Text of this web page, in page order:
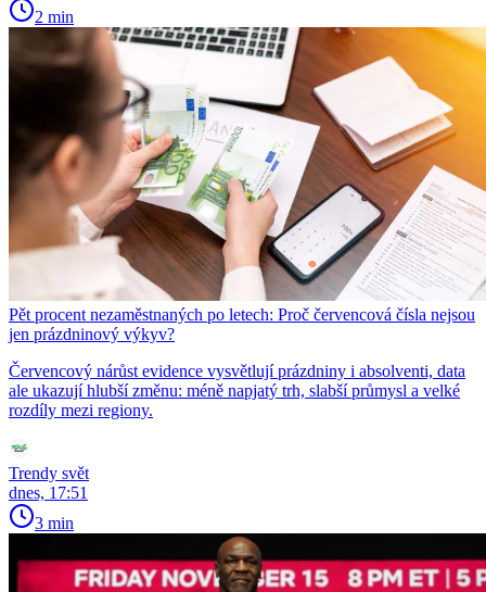
2 min
Pět procent nezaměstnaných po letech: Proč červencová čísla nejsou
jen prázdninový výkyv?
Červencový nárůst evidence vysvětlují prázdniny i absolventi, data
ale ukazují hlubší změnu: méně napjatý trh, slabší průmysl a velké
rozdíly mezi regiony.
Trendy svět
dnes, 17:51
3 min